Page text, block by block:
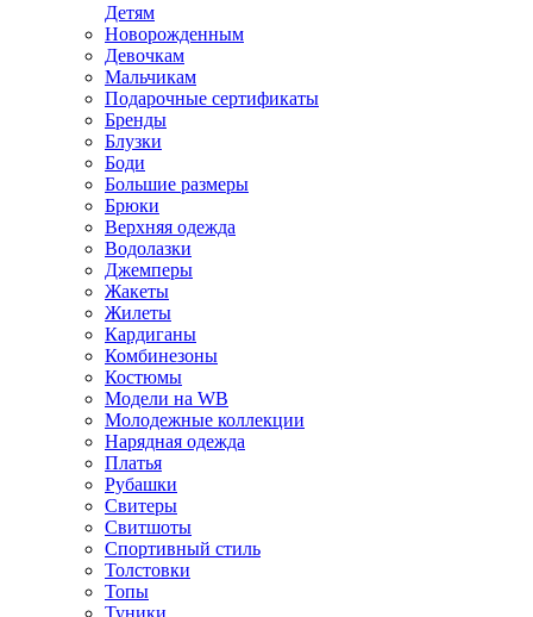
Детям
Новорожденным
Девочкам
Мальчикам
Подарочные сертификаты
Бренды
Блузки
Боди
Большие размеры
Брюки
Верхняя одежда
Водолазки
Джемперы
Жакеты
Жилеты
Кардиганы
Комбинезоны
Костюмы
Модели на WB
Молодежные коллекции
Нарядная одежда
Платья
Рубашки
Свитеры
Свитшоты
Спортивный стиль
Толстовки
Топы
Туники